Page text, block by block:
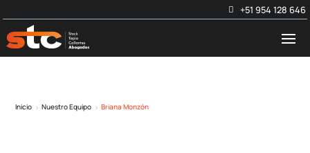
+51 954 128 646
Inicio 5 Nuestro Equipo 5 Briana Monzón